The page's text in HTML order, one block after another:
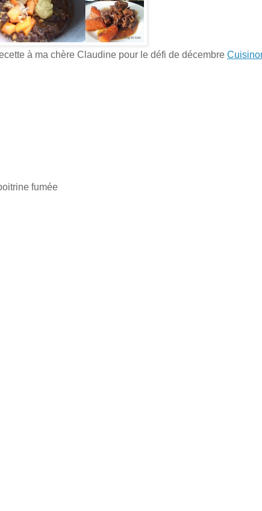
à ma chère Claudine pour le défi de décembre
fumée